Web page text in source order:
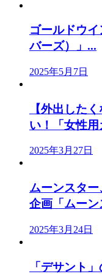
ゴールドウ
バーズ）」...
2025年5月7日
【外出した
い！「女性
2025年3月27日
ムーンスタ
企画「ムーン
2025年3月24日
「デサント